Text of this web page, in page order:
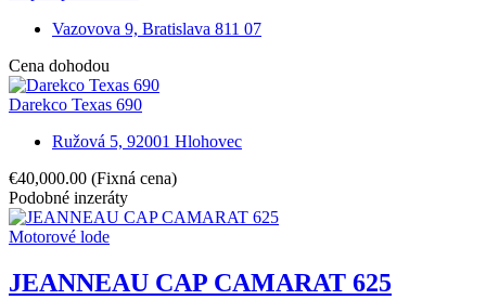
Vazovova 9, Bratislava 811 07
Cena dohodou
Darekco Texas 690
Ružová 5, 92001 Hlohovec
€40,000.00 (Fixná cena)
Podobné inzeráty
Motorové lode
JEANNEAU CAP CAMARAT 625